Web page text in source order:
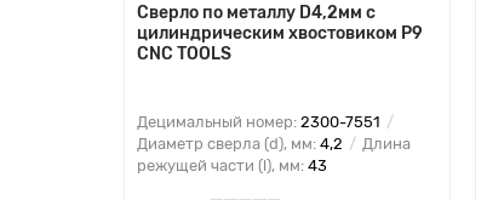
Сверло по металлу D4,2мм с
цилиндрическим хвостовиком Р9
CNC TOOLS
Децимальный номер: 2300-7551
Диаметр сверла (d), мм: 4,2
Длина
режущей части (l), мм: 43